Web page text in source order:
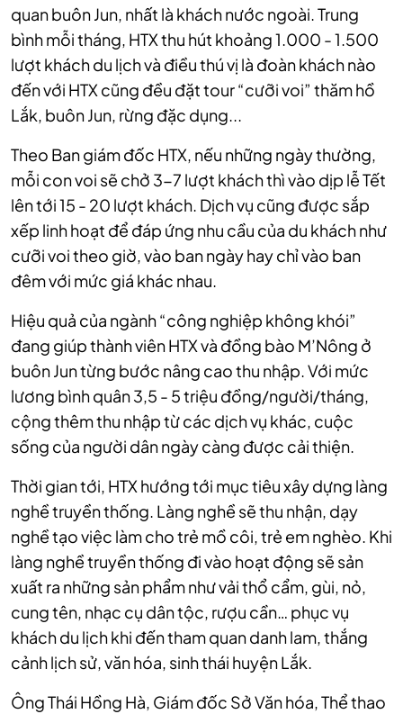
quan buôn Jun, nhất là khách nước ngoài. Trung
bình mỗi tháng, HTX thu hút khoảng 1.000 - 1.500
lượt khách du lịch và điều thú vị là đoàn khách nào
đến với HTX cũng đều đặt tour “cưỡi voi” thăm hồ
Lắk, buôn Jun, rừng đặc dụng...
Theo Ban giám đốc HTX, nếu những ngày thường,
mỗi con voi sẽ chở 3-7 lượt khách thì vào dịp lễ Tết
lên tới 15 - 20 lượt khách. Dịch vụ cũng được sắp
xếp linh hoạt để đáp ứng nhu cầu của du khách như
cưỡi voi theo giờ, vào ban ngày hay chỉ vào ban
đêm với mức giá khác nhau.
Hiệu quả của ngành “công nghiệp không khói”
đang giúp thành viên HTX và đồng bào M’Nông ở
buôn Jun từng bước nâng cao thu nhập. Với mức
lương bình quân 3,5 - 5 triệu đồng/người/tháng,
cộng thêm thu nhập từ các dịch vụ khác, cuộc
sống của người dân ngày càng được cải thiện.
Thời gian tới, HTX hướng tới mục tiêu xây dựng làng
nghề truyền thống. Làng nghề sẽ thu nhận, dạy
nghề tạo việc làm cho trẻ mồ côi, trẻ em nghèo. Khi
làng nghề truyền thống đi vào hoạt động sẽ sản
xuất ra những sản phẩm như vải thổ cẩm, gùi, nỏ,
cung tên, nhạc cụ dân tộc, rượu cần… phục vụ
khách du lịch khi đến tham quan danh lam, thắng
cảnh lịch sử, văn hóa, sinh thái huyện Lắk.
Ông Thái Hồng Hà, Giám đốc Sở Văn hóa, Thể thao